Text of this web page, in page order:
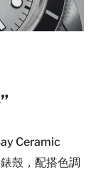
Ceramic
殼，配搭色調